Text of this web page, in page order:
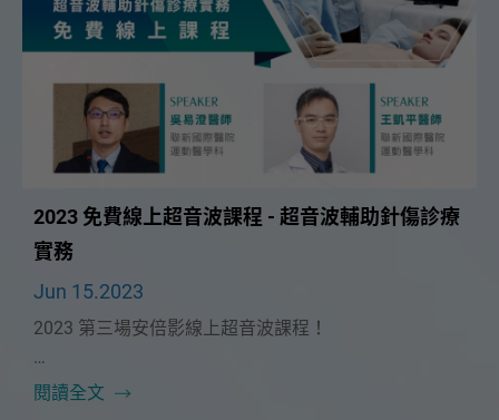
2023 免費線上超音波課程 - 超音波輔助針傷診療
實務
Jun 15.2023
2023 第三場安倍影線上超音波課程！
本次課程很榮幸能邀請到🔥聯新國際醫院 吳易澄醫師
閱讀全文